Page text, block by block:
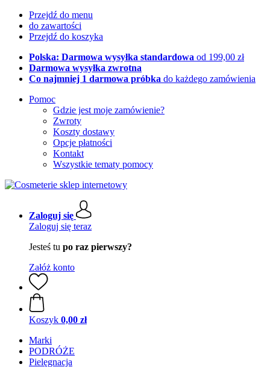
Przejdź do menu
do zawartości
Przejdź do koszyka
Polska: Darmowa wysyłka standardowa od 199,00 zł
Darmowa wysyłka zwrotna
Co najmniej 1 darmowa próbka do każdego zamówienia
Pomoc
Gdzie jest moje zamówienie?
Zwroty
Koszty dostawy
Opcje płatności
Kontakt
Wszystkie tematy pomocy
Zaloguj się
Zaloguj się teraz
Jesteś tu po raz pierwszy?
Załóż konto
Koszyk 0,00 zł
Marki
PODRÓŻE
Pielęgnacja